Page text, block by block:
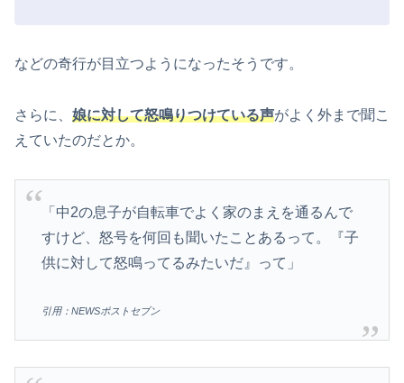
などの奇行が目立つようになったそうです。
さらに、 娘に対して怒鳴りつけている声がよく外まで聞こ
えていたのだとか。
「中2の息子が自転車でよく家のまえを通るんで
すけど、怒号を何回も聞いたことあるって。『子
供に対して怒鳴ってるみたいだ』って」
引用：NEWSポストセブン